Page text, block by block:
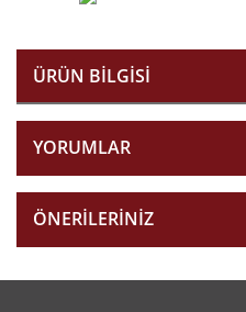
ÜRÜN BILGISI
YORUMLAR
ÖNERILERINIZ